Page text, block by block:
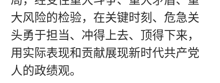
大风险的检验，在关键时刻、危急关
头勇于担当、冲得上去、顶得下来，
用实际表现和贡献展现新时代共产党
人的政绩观。